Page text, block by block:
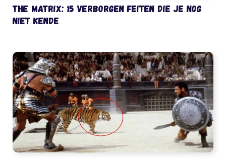
The Matrix: 15 verborgen feiten die je nog
niet kende